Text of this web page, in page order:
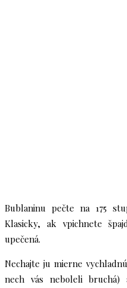
Bublaninu pečte na 175
Klasicky, ak vpichnete
upečená.
Nechajte ju mierne
nech vás neboleli